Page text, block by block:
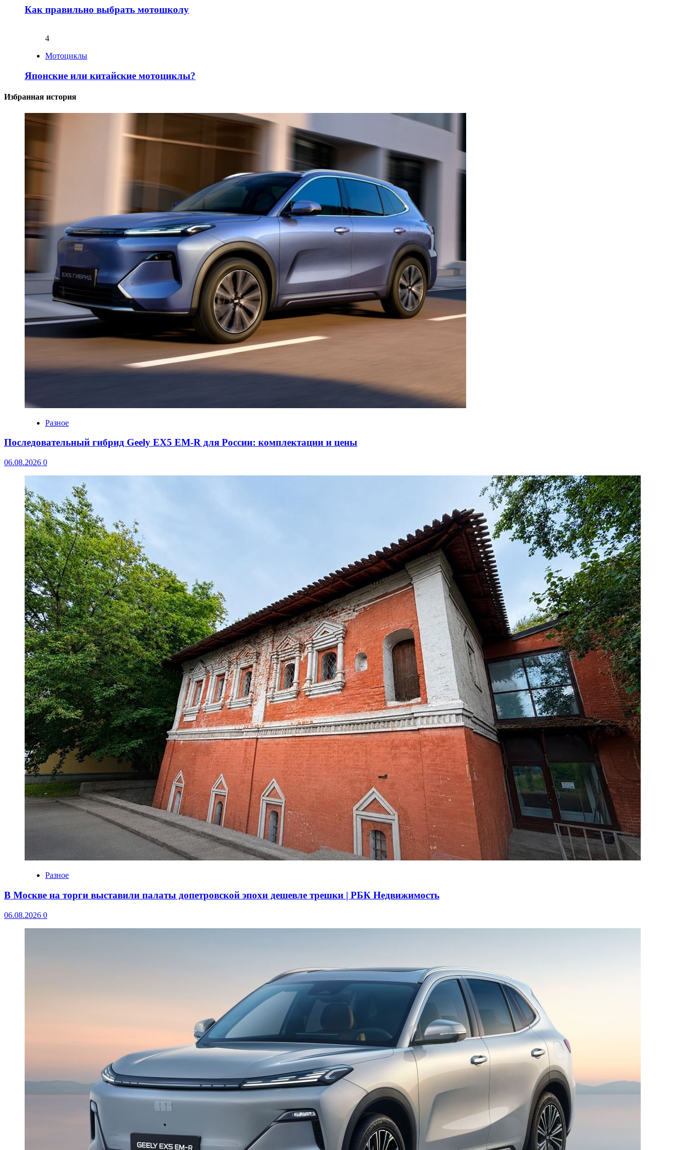
Как правильно выбрать мотошколу
4
Мотоциклы
Японские или китайские мотоциклы?
Избранная история
Разное
Последовательный гибрид Geely EX5 EM-R для России: комплектации и цены
06.08.2026 0
Разное
В Москве на торги выставили палаты допетровской эпохи дешевле трешки | РБК Недвижимость
06.08.2026 0